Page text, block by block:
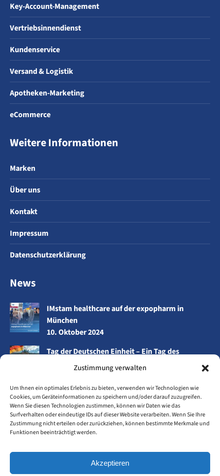
Zustimmung verwalten
Um Ihnen ein optimales Erlebnis zu bieten, verwenden wir Technologien wie
Cookies, um Geräteinformationen zu speichern und/oder darauf zuzugreifen.
Wenn Sie diesen Technologien zustimmen, können wir Daten wie das
Surfverhalten oder eindeutige IDs auf dieser Website verarbeiten. Wenn Sie Ihre
Zustimmung nicht erteilen oder zurückziehen, können bestimmte Merkmale und
Funktionen beeinträchtigt werden.
Akzeptieren
Key-Account-Management
Vertriebsinnendienst
Kundenservice
Versand & Logistik
Apotheken-Marketing
eCommerce
Weitere Informationen
Marken
Über uns
Kontakt
Impressum
Datenschutzerklärung
News
IMstam healthcare auf der expopharm in
München
10. Oktober 2024
Tag der Deutschen Einheit – Ein Tag des
Miteinanders
Wir sind für Sie unterwegs – bewusst und
nachhaltig!
26. September 2024
Zeit für neue Energie